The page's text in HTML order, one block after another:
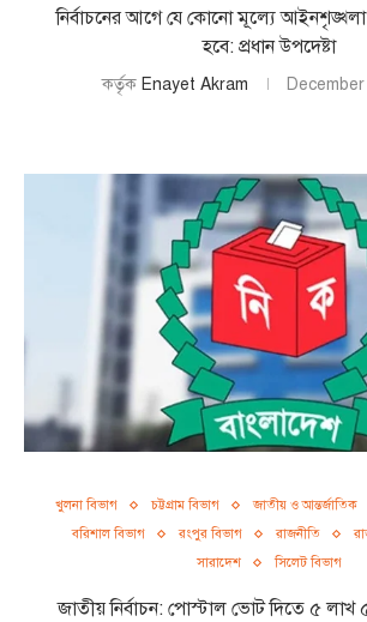
নির্বাচনের আগে যে কোনো মূল্যে আইনশৃঙ্খলা
হবে: প্রধান উপদেষ্টা
কর্তৃক Enayet Akram
খুলনা বিভাগ চট্টগ্রাম বিভাগ জাতীয় ও আন্তর্জাতিক
বরিশাল বিভাগ
রংপুর বিভাগ রাজনীতি
সারাদেশ
সিলেট বিভাগ
জাতীয় নির্বাচন: পোস্টাল ভোট দিতে ৫ লাখ